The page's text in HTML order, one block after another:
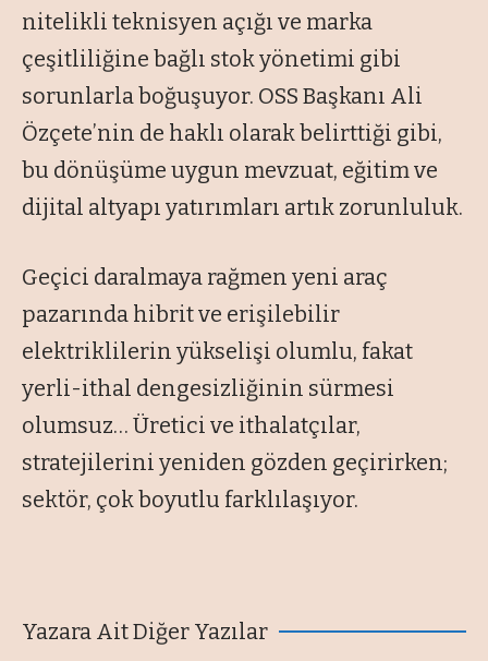
nitelikli teknisyen açığı ve marka
çeşitliliğine bağlı stok yönetimi gibi
sorunlarla boğuşuyor. OSS Başkanı Ali
Özçete’nin de haklı olarak belirttiği gibi,
bu dönüşüme uygun mevzuat, eğitim ve
dijital altyapı yatırımları artık zorunluluk.
Geçici daralmaya rağmen yeni araç
pazarında hibrit ve erişilebilir
elektriklilerin yükselişi olumlu, fakat
yerli-ithal dengesizliğinin sürmesi
olumsuz… Üretici ve ithalatçılar,
stratejilerini yeniden gözden geçirirken;
sektör, çok boyutlu farklılaşıyor.
Yazara Ait Diğer Yazılar